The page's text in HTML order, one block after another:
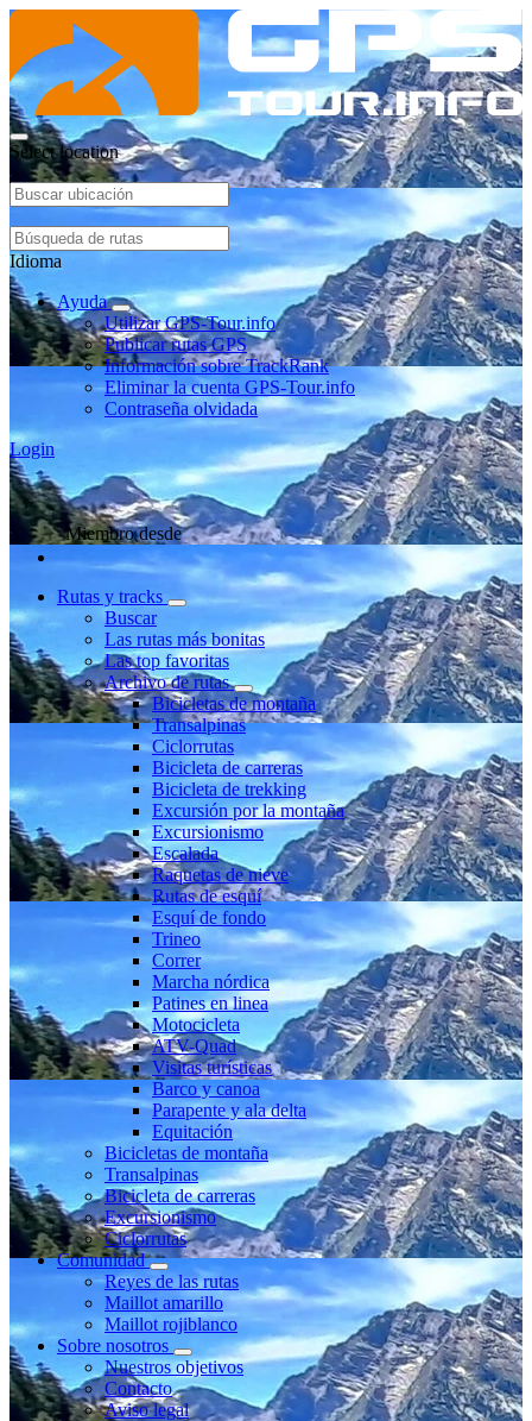
Select location
Idioma
Ayuda
Utilizar GPS-Tour.info
Publicar rutas GPS
Información sobre TrackRank
Eliminar la cuenta GPS-Tour.info
Contraseña olvidada
Login
Miembro desde
Rutas y tracks
Buscar
Las rutas más bonitas
Las top favoritas
Archivo de rutas
Bicicletas de montaña
Transalpinas
Ciclorrutas
Bicicleta de carreras
Bicicleta de trekking
Excursión por la montaña
Excursionismo
Escalada
Raquetas de nieve
Rutas de esquí
Esquí de fondo
Trineo
Correr
Marcha nórdica
Patines en linea
Motocicleta
ATV-Quad
Visitas turísticas
Barco y canoa
Parapente y ala delta
Equitación
Bicicletas de montaña
Transalpinas
Bicicleta de carreras
Excursionismo
Ciclorrutas
Comunidad
Reyes de las rutas
Maillot amarillo
Maillot rojiblanco
Sobre nosotros
Nuestros objetivos
Contacto
Aviso legal